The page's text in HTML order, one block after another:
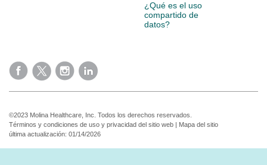
¿Qué es el uso
compartido de
datos?
©2023 Molina Healthcare, Inc. Todos los derechos reservados.
Términos y condiciones de uso y privacidad del sitio web | Mapa del sitio
última actualización: 01/14/2026